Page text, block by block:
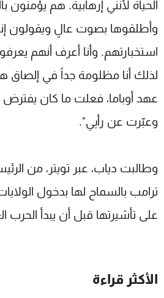
الحياة لأنني إرهابية. هم يؤمنون
وأطلقوها بصوت عالٍ ويقولون
استخبارتهم. وأنا أعرف أنهم
لذلك أنا مظلومة جداً في إلصاق
عهد أوباما، فعلت ما كان يفترض
وعبّرت عن رأيي".
وطالبت دياب، عبر تويتر، من
ترامب بالسماح لها بدخول
على تأشيرتها قبل أن يبدأ الحرب
الأكثر قراءة